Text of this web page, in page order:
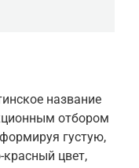
название
отбором
густую,
цвет,